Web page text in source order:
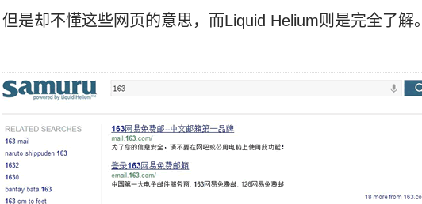
是却不懂这些网页的意思，而Liquid Helium则是完全了解。